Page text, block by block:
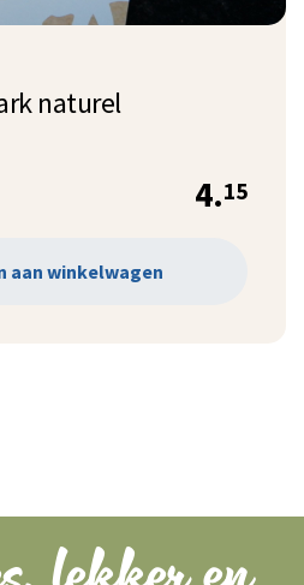
naturel
4.15
aan winkelwagen